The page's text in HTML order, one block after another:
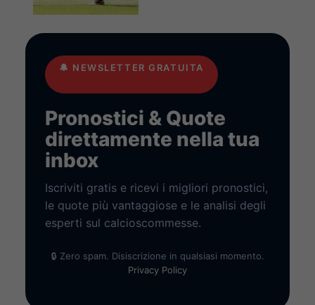
🔔 NEWSLETTER GRATUITA
Pronostici & Quote
direttamente nella tua
inbox
Iscriviti gratis e ricevi i migliori pronostici,
le quote più vantaggiose e le analisi degli
esperti sul calcioscommesse.
🔒 Zero spam. Disiscrizione in qualsiasi momento.
Privacy Policy